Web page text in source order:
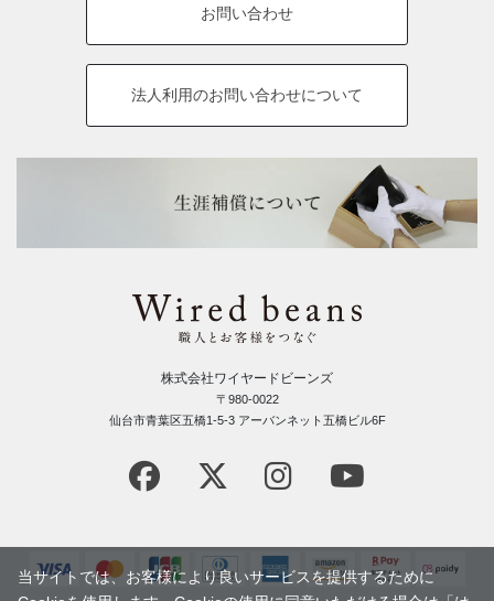
お問い合わせ
法人利用のお問い合わせについて
株式会社ワイヤードビーンズ
〒980-0022
仙台市青葉区五橋1-5-3 アーバンネット五橋ビル6F
当サイトでは、お客様により良いサービスを提供するために